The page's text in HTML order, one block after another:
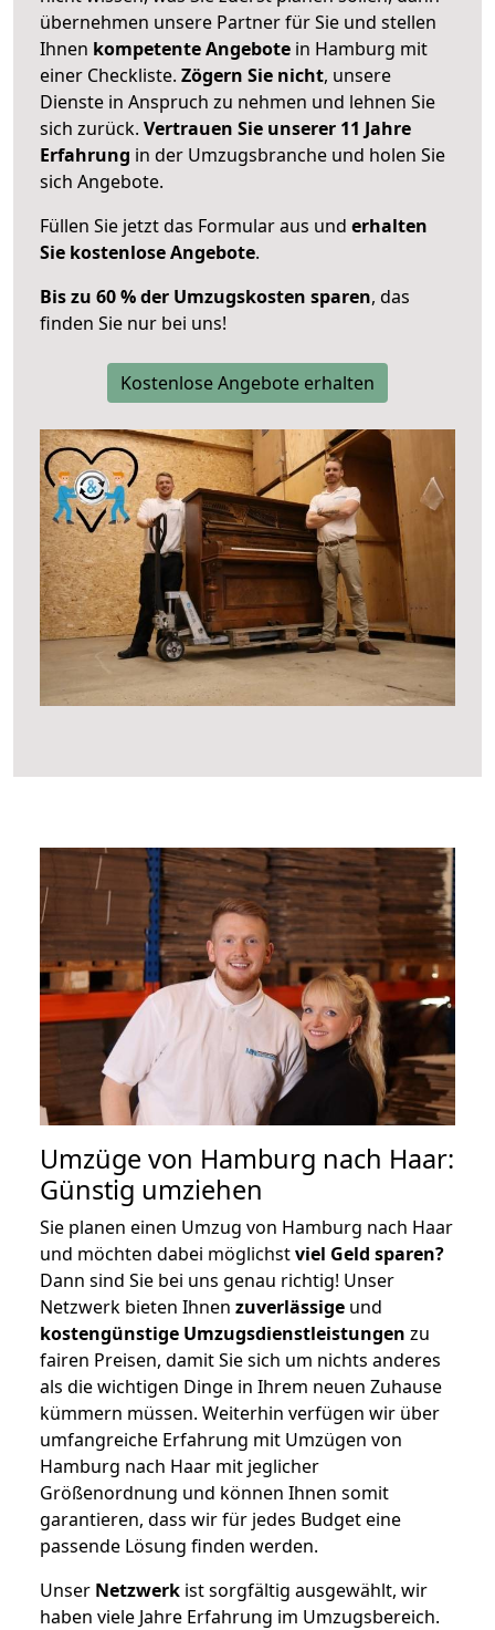
übernehmen unsere Partner für Sie und stellen
Ihnen kompetente Angebote in Hamburg mit
einer Checkliste. Zögern Sie nicht, unsere
Dienste in Anspruch zu nehmen und lehnen Sie
sich zurück. Vertrauen Sie unserer 11 Jahre
Erfahrung in der Umzugsbranche und holen Sie
sich Angebote.
Füllen Sie jetzt das Formular aus und erhalten
Sie kostenlose Angebote.
Bis zu 60 % der Umzugskosten sparen, das
finden Sie nur bei uns!
Kostenlose Angebote erhalten
Umzüge von Hamburg nach Haar:
Günstig umziehen
Sie planen einen Umzug von Hamburg nach Haar
und möchten dabei möglichstviel Geld sparen?
Dann sind Sie bei uns genau richtig! Unser
Netzwerk bieten Ihnen zuverlässige und
kostengünstige Umzugsdienstleistungen zu
fairen Preisen, damit Sie sich um nichts anderes
als die wichtigen Dinge in Ihrem neuen Zuhause
kümmern müssen. Weiterhin verfügen wir über
umfangreiche Erfahrung mit Umzügen von
Hamburg nach Haar mit jeglicher
Größenordnung und können Ihnen somit
garantieren, dass wir für jedes Budget eine
passende Lösung finden werden.
Unser Netzwerk ist sorgfältig ausgewählt, wir
haben viele Jahre Erfahrung im Umzugsbereich.